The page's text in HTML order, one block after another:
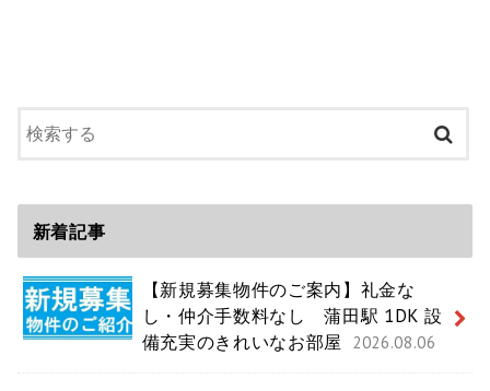
新着記事
【新規募集物件のご案内】礼金な
し・仲介手数料なし 蒲田駅 1DK 設
備充実のきれいなお部屋
2026.08.06